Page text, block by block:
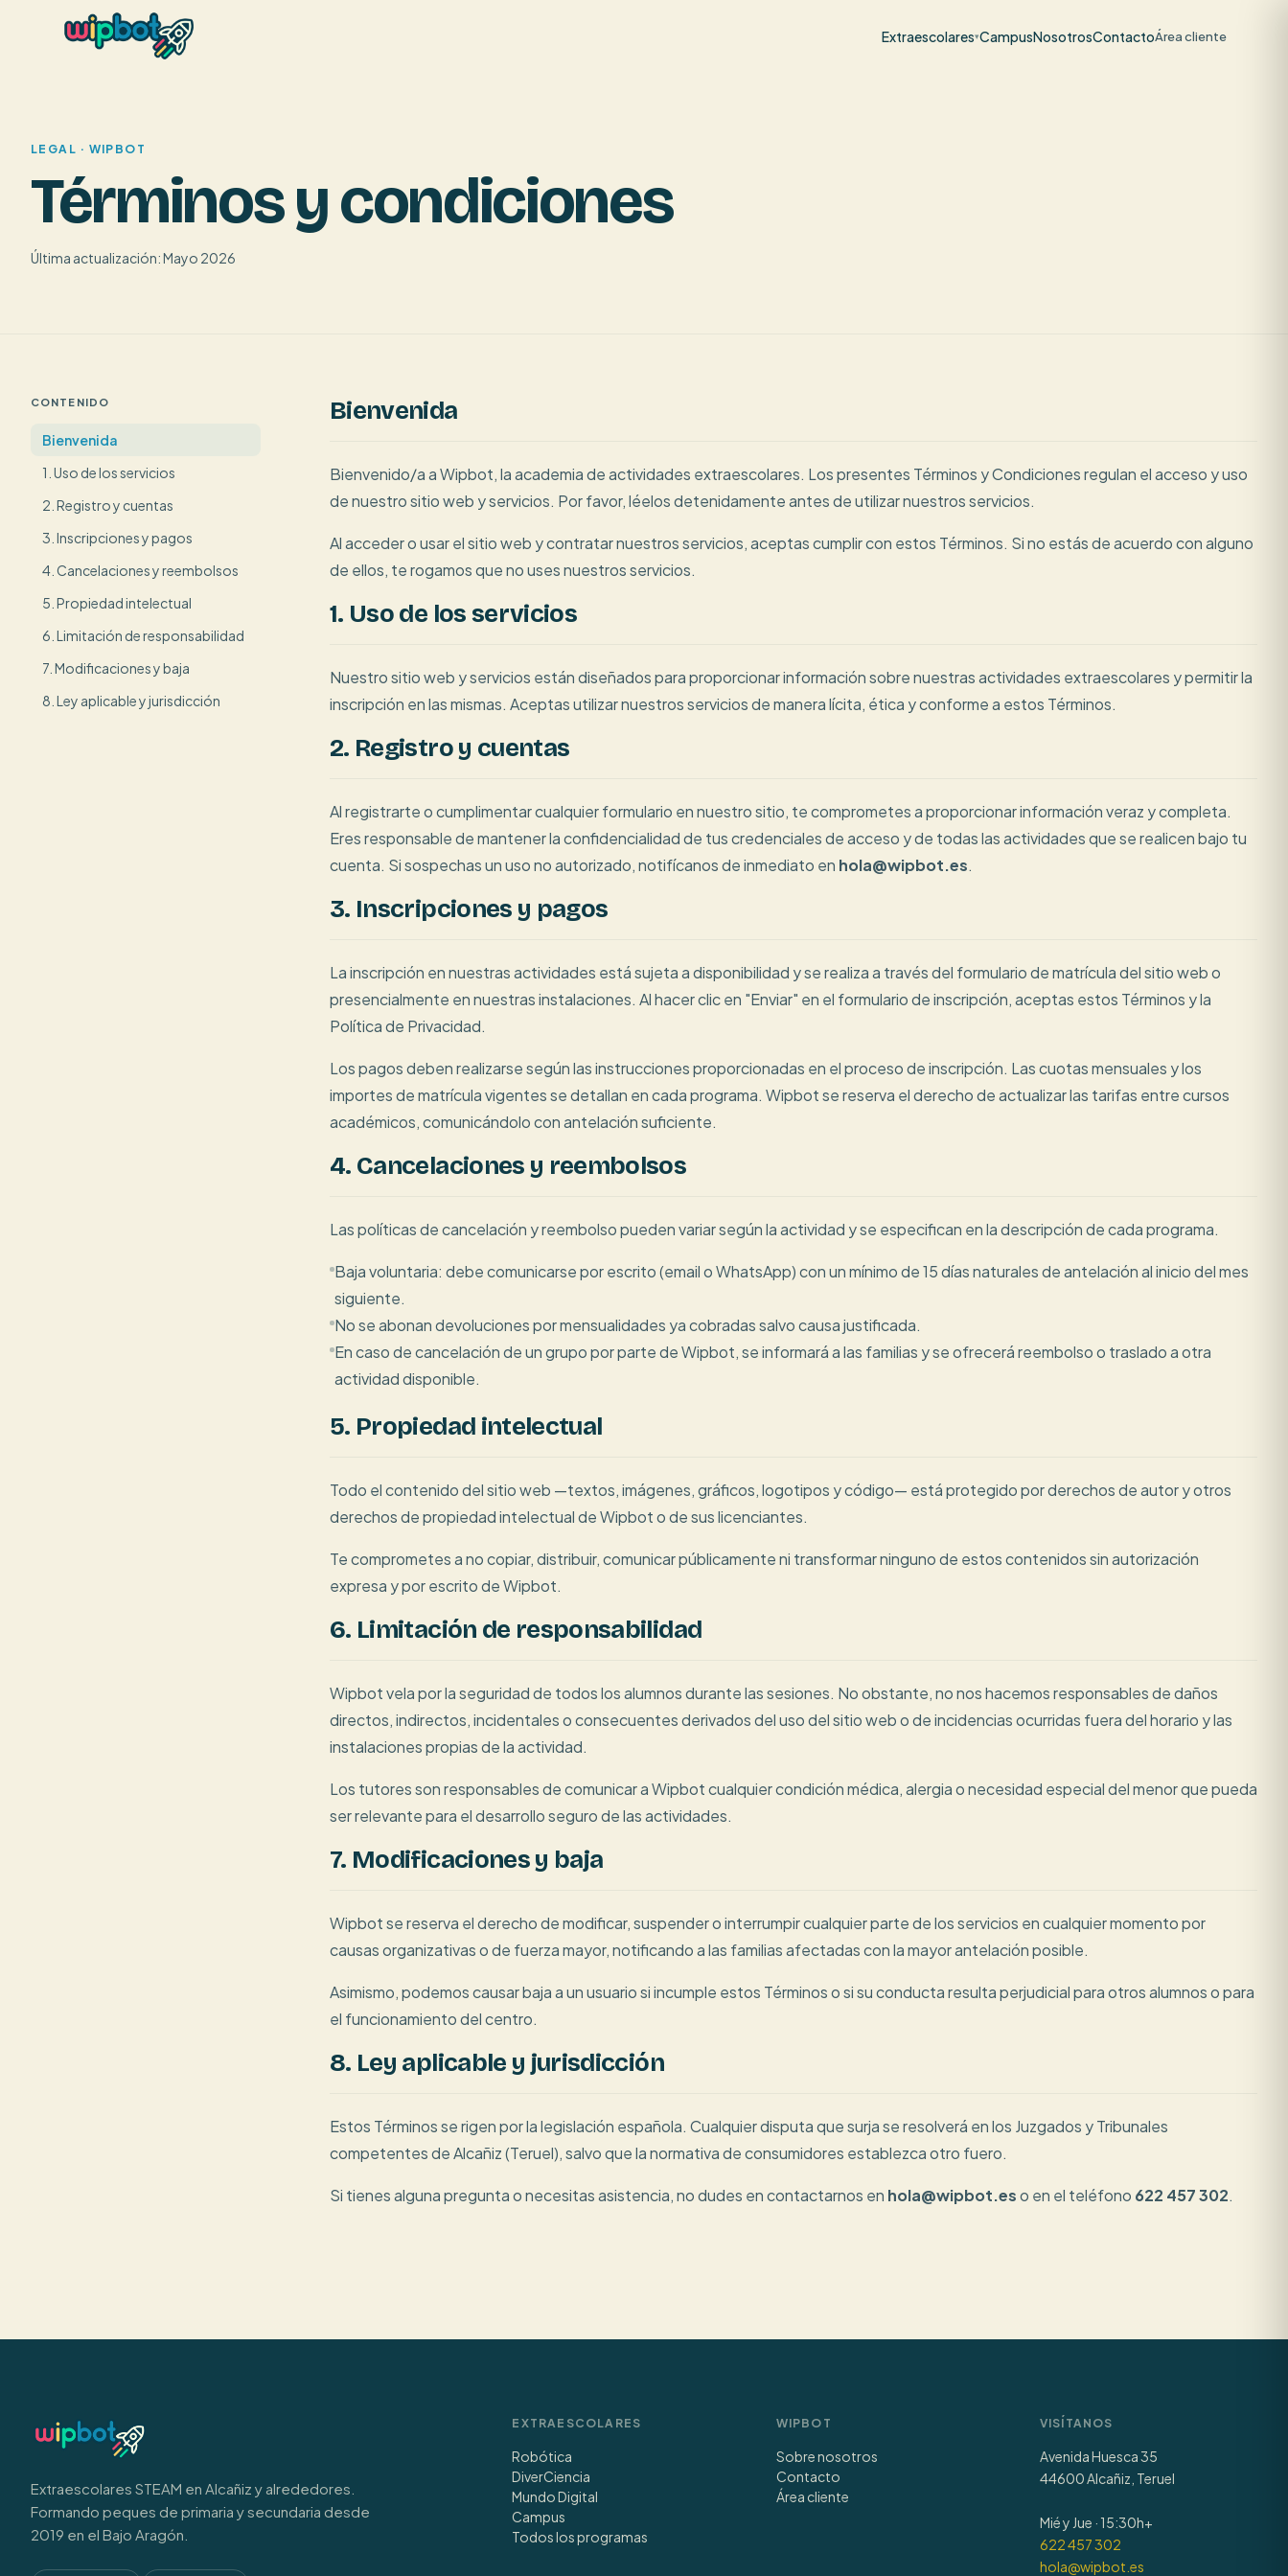
Extraescolares▾CampusNosotrosContactoÁrea cliente
LEGAL · WIPBOT
Términos y condiciones
Última actualización:Mayo 2026
CONTENIDO
Bienvenida
1. Uso de los servicios
2. Registro y cuentas
3. Inscripciones y pagos
4. Cancelaciones y reembolsos
5. Propiedad intelectual
6. Limitación de responsabilidad
7. Modificaciones y baja
8. Ley aplicable y jurisdicción
Bienvenida
Bienvenido/a a Wipbot, la academia de actividades extraescolares. Los presentes Términos y Condiciones regulan el acceso y uso
de nuestro sitio web y servicios. Por favor, léelos detenidamente antes de utilizar nuestros servicios.
Al acceder o usar el sitio web y contratar nuestros servicios, aceptas cumplir con estos Términos. Si no estás de acuerdo con alguno
de ellos, te rogamos que no uses nuestros servicios.
1. Uso de los servicios
Nuestro sitio web y servicios están diseñados para proporcionar información sobre nuestras actividades extraescolares y permitir la
inscripción en las mismas. Aceptas utilizar nuestros servicios de manera lícita, ética y conforme a estos Términos.
2. Registro y cuentas
Al registrarte o cumplimentar cualquier formulario en nuestro sitio, te comprometes a proporcionar información veraz y completa.
Eres responsable de mantener la confidencialidad de tus credenciales de acceso y de todas las actividades que se realicen bajo tu
cuenta. Si sospechas un uso no autorizado, notifícanos de inmediato en hola@wipbot.es.
3. Inscripciones y pagos
La inscripción en nuestras actividades está sujeta a disponibilidad y se realiza a través del formulario de matrícula del sitio web o
presencialmente en nuestras instalaciones. Al hacer clic en "Enviar" en el formulario de inscripción, aceptas estos Términos y la
Política de Privacidad.
Los pagos deben realizarse según las instrucciones proporcionadas en el proceso de inscripción. Las cuotas mensuales y los
importes de matrícula vigentes se detallan en cada programa. Wipbot se reserva el derecho de actualizar las tarifas entre cursos
académicos, comunicándolo con antelación suficiente.
4. Cancelaciones y reembolsos
Las políticas de cancelación y reembolso pueden variar según la actividad y se especifican en la descripción de cada programa.
Baja voluntaria: debe comunicarse por escrito (email o WhatsApp) con un mínimo de 15 días naturales de antelación al inicio del mes
siguiente.
No se abonan devoluciones por mensualidades ya cobradas salvo causa justificada.
En caso de cancelación de un grupo por parte de Wipbot, se informará a las familias y se ofrecerá reembolso o traslado a otra
actividad disponible.
5. Propiedad intelectual
Todo el contenido del sitio web —textos, imágenes, gráficos, logotipos y código— está protegido por derechos de autor y otros
derechos de propiedad intelectual de Wipbot o de sus licenciantes.
Te comprometes a no copiar, distribuir, comunicar públicamente ni transformar ninguno de estos contenidos sin autorización
expresa y por escrito de Wipbot.
6. Limitación de responsabilidad
Wipbot vela por la seguridad de todos los alumnos durante las sesiones. No obstante, no nos hacemos responsables de daños
directos, indirectos, incidentales o consecuentes derivados del uso del sitio web o de incidencias ocurridas fuera del horario y las
instalaciones propias de la actividad.
Los tutores son responsables de comunicar a Wipbot cualquier condición médica, alergia o necesidad especial del menor que pueda
ser relevante para el desarrollo seguro de las actividades.
7. Modificaciones y baja
Wipbot se reserva el derecho de modificar, suspender o interrumpir cualquier parte de los servicios en cualquier momento por
causas organizativas o de fuerza mayor, notificando a las familias afectadas con la mayor antelación posible.
Asimismo, podemos causar baja a un usuario si incumple estos Términos o si su conducta resulta perjudicial para otros alumnos o para
el funcionamiento del centro.
8. Ley aplicable y jurisdicción
Estos Términos se rigen por la legislación española. Cualquier disputa que surja se resolverá en los Juzgados y Tribunales
competentes de Alcañiz (Teruel), salvo que la normativa de consumidores establezca otro fuero.
Si tienes alguna pregunta o necesitas asistencia, no dudes en contactarnos en hola@wipbot.eso en el teléfono 622 457 302.
Extraescolares STEAM en Alcañiz y alrededores.
Formando peques de primaria y secundaria desde
2019 en el Bajo Aragón.
EXTRAESCOLARES
Robótica
DiverCiencia
Mundo Digital
Campus
Todos los programas
WIPBOT
Sobre nosotros
Contacto
Área cliente
VISÍTANOS
Avenida Huesca 35
44600 Alcañiz, Teruel
Mié y Jue · 15:30h+
622 457 302
hola@wipbot.es